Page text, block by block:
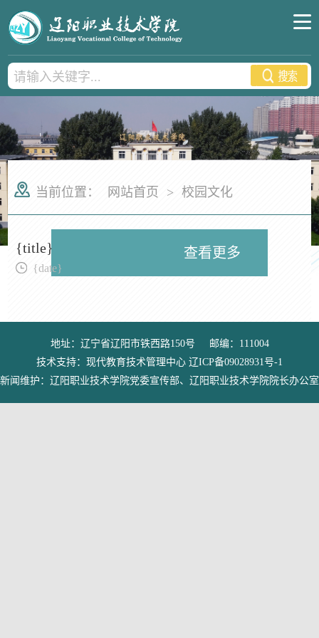
当前位置： 网站首页 > 校园文化
{title}
{date}
查看更多
地址：辽宁省辽阳市铁西路150号 邮编：111004
技术支持：现代教育技术管理中心 辽ICP备09028931号-1
新闻维护：辽阳职业技术学院党委宣传部、辽阳职业技术学院院长办公室